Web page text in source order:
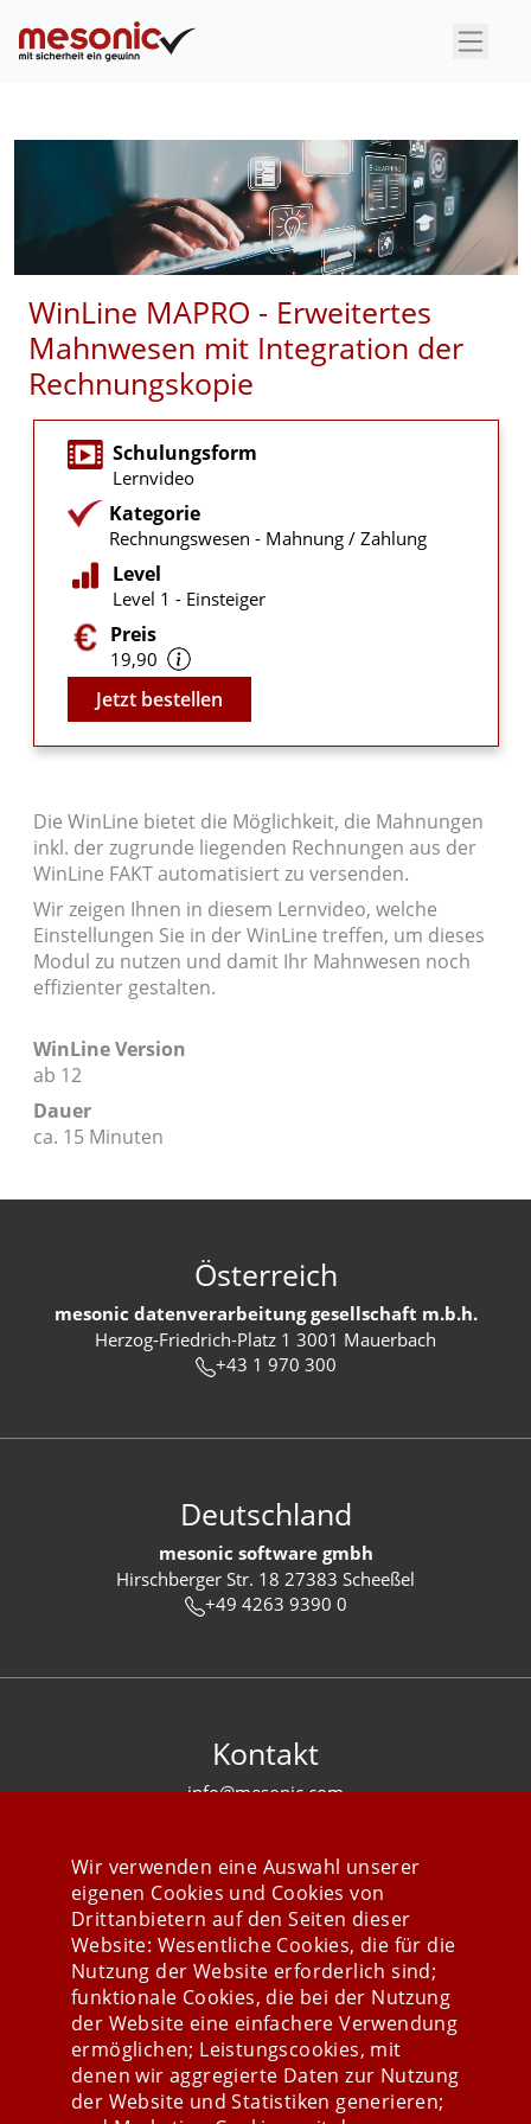
×
WinLine MAPRO - Erweitertes
Mahnwesen mit Integration der
Rechnungskopie
Schulungsform
Lernvideo
Kategorie
Rechnungswesen - Mahnung / Zahlung
Level
Level 1 - Einsteiger
Preis
19,90
Video
Jetzt bestellen
Die WinLine bietet die Möglichkeit, die Mahnungen
inkl. der zugrunde liegenden Rechnungen aus der
WinLine FAKT automatisiert zu versenden.
Wir zeigen Ihnen in diesem Lernvideo, welche
Einstellungen Sie in der WinLine treffen, um dieses
Modul zu nutzen und damit Ihr Mahnwesen noch
effizienter gestalten.
WinLine Version
ab 12
Dauer
ca. 15 Minuten
Österreich
mesonic datenverarbeitung gesellschaft m.b.h.
Herzog-Friedrich-Platz 1 3001 Mauerbach
+43 1 970 300
Deutschland
mesonic software gmbh
Hirschberger Str. 18 27383 Scheeßel
+49 4263 9390 0
Kontakt
info@mesonic.com
Stay connected
Wir verwenden eine Auswahl unserer
eigenen Cookies und Cookies von
Drittanbietern auf den Seiten dieser
Website: Wesentliche Cookies, die für die
Nutzung der Website erforderlich sind;
funktionale Cookies, die bei der Nutzung
der Website eine einfachere Verwendung
ermöglichen; Leistungscookies, mit
denen wir aggregierte Daten zur Nutzung
der Website und Statistiken generieren;